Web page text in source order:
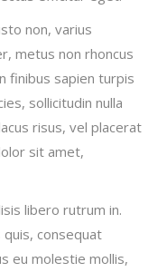
non, varius
metus non rhoncus
finibus sapien turpis
sollicitudin nulla
risus, vel placerat
sit amet,
libero rutrum in.
consequat
eu molestie mollis,